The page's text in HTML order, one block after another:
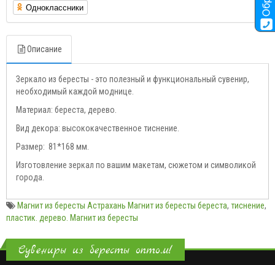
Одноклассники
Описание
Зеркало из бересты - это полезный и функциональный сувенир,
необходимый каждой моднице.
Материал: береста, дерево.
Вид декора: высококачественное тиснение.
Размер: 81*168 мм.
Изготовление зеркал по вашим макетам, сюжетом и символикой
города.
Магнит из бересты Астрахань Магнит из бересты береста, тиснение,
пластик. дерево. Магнит из бересты
Сувениры из бересты оптом!